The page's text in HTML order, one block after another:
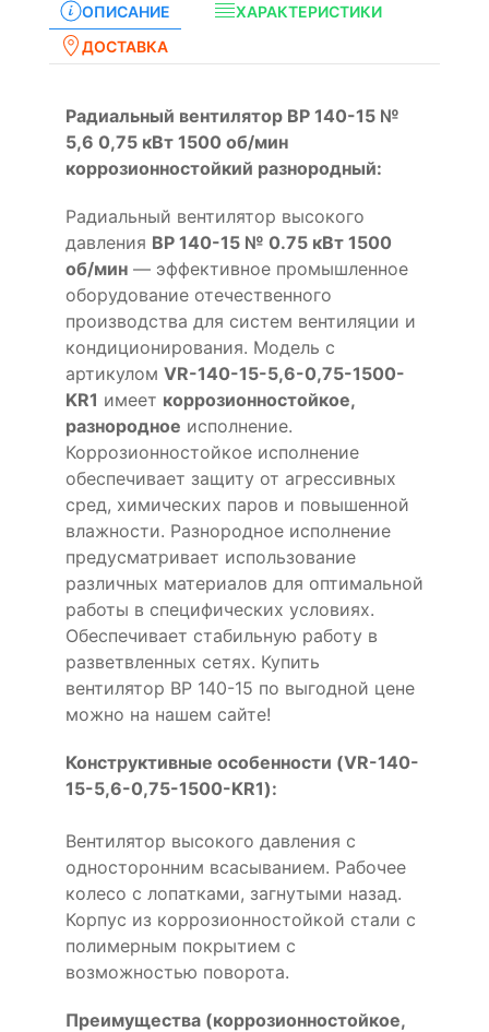
ОПИСАНИЕ
ХАРАКТЕРИСТИКИ
ДОСТАВКА
Радиальный вентилятор ВР 140-15 №
5,6 0,75 кВт 1500 об/мин
коррозионностойкий разнородный:
Радиальный вентилятор высокого
давления ВР 140-15 № 0.75 кВт 1500
об/мин — эффективное промышленное
оборудование отечественного
производства для систем вентиляции и
кондиционирования. Модель с
артикулом VR-140-15-5,6-0,75-1500-
KR1 имеет коррозионностойкое,
разнородное исполнение.
Коррозионностойкое исполнение
обеспечивает защиту от агрессивных
сред, химических паров и повышенной
влажности. Разнородное исполнение
предусматривает использование
различных материалов для оптимальной
работы в специфических условиях.
Обеспечивает стабильную работу в
разветвленных сетях. Купить
вентилятор ВР 140-15 по выгодной цене
можно на нашем сайте!
Конструктивные особенности (VR-140-
15-5,6-0,75-1500-KR1):
Вентилятор высокого давления с
односторонним всасыванием. Рабочее
колесо с лопатками, загнутыми назад.
Корпус из коррозионностойкой стали с
полимерным покрытием с
возможностью поворота.
Преимущества (коррозионностойкое,